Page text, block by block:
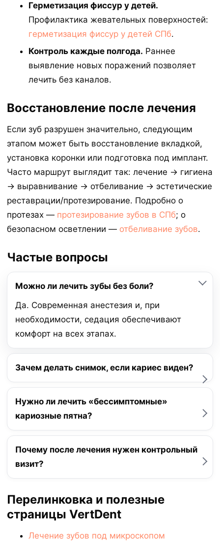
Герметизация фиссур у детей.
Профилактика жевательных поверхностей:
герметизация фиссур у детей СПб.
Контроль каждые полгода. Раннее
выявление новых поражений позволяет
лечить без каналов.
Восстановление после лечения
Если зуб разрушен значительно, следующим
этапом может быть восстановление вкладкой,
установка коронки или подготовка под имплант.
Часто маршрут выглядит так: лечение → гигиена
→ выравнивание → отбеливание → эстетические
реставрации/протезирование. Подробно о
протезах — протезирование зубов в СПб; о
безопасном осветлении — отбеливание зубов.
Частые вопросы
Можно ли лечить зубы без боли?
Да. Современная анестезия и, при
необходимости, седация обеспечивают
комфорт на всех этапах.
Зачем делать снимок, если кариес виден?
Нужно ли лечить «бессимптомные»
кариозные пятна?
Почему после лечения нужен контрольный
визит?
Перелинковка и полезные
страницы VertDent
Лечение зубов под микроскопом